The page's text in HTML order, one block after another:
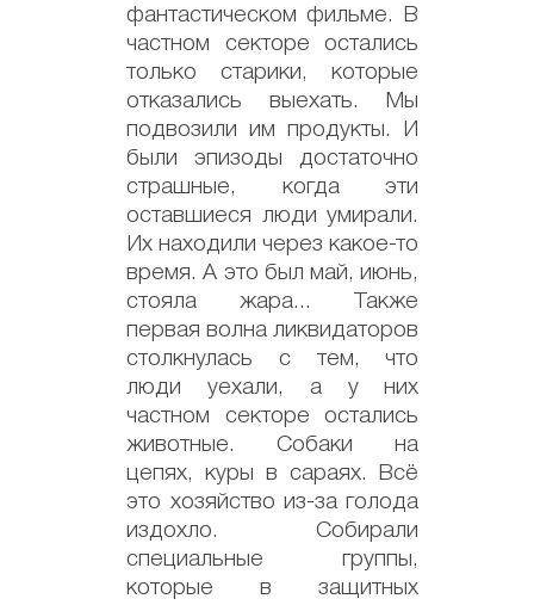
фантастическом фильме. В
частном секторе остались
только старики, которые
отказались выехать. Мы
подвозили им продукты. И
были эпизоды достаточно
страшные, когда эти
оставшиеся люди умирали.
Их находили через какое-то
время. А это был май, июнь,
стояла жара... Также
первая волна ликвидаторов
столкнулась с тем, что
люди уехали, а у них
частном секторе остались
животные. Собаки на
цепях, куры в сараях. Всё
это хозяйство из-за голода
издохло. Собирали
специальные группы,
которые в защитных